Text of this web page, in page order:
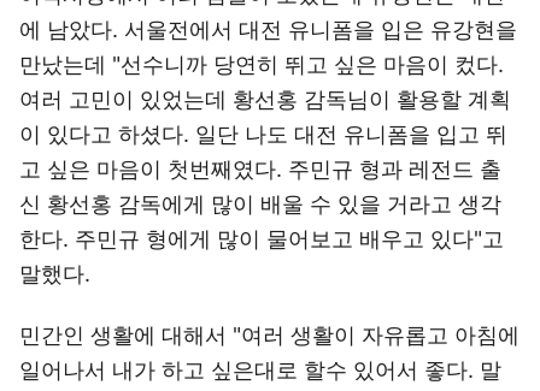
에 남았다. 서울전에서 대전 유니폼을 입은 유강현을
만났는데 "선수니까 당연히 뛰고 싶은 마음이 컸다.
여러 고민이 있었는데 황선홍 감독님이 활용할 계획
이 있다고 하셨다. 일단 나도 대전 유니폼을 입고 뛰
고 싶은 마음이 첫번째였다. 주민규 형과 레전드 출
신 황선홍 감독에게 많이 배울 수 있을 거라고 생각
한다. 주민규 형에게 많이 물어보고 배우고 있다"고
말했다.
민간인 생활에 대해서 "여러 생활이 자유롭고 아침에
일어나서 내가 하고 싶은대로 할수 있어서 좋다. 말